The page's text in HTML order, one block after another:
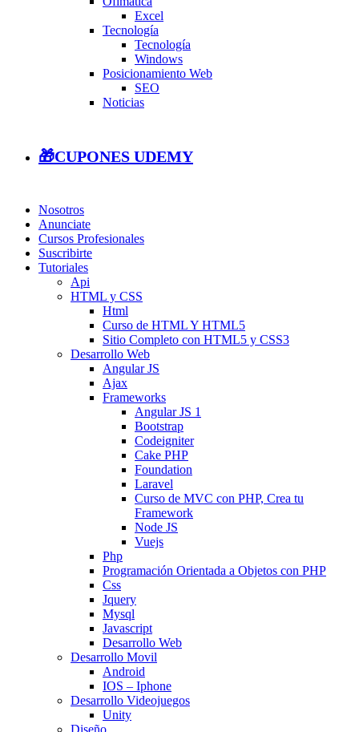
Excel
Tecnología
Tecnología
Windows
Posicionamiento Web
SEO
Noticias
🎁CUPONES UDEMY
Nosotros
Anunciate
Cursos Profesionales
Suscribirte
Tutoriales
Api
HTML y CSS
Html
Curso de HTML Y HTML5
Sitio Completo con HTML5 y CSS3
Desarrollo Web
Angular JS
Ajax
Frameworks
Angular JS 1
Bootstrap
Codeigniter
Cake PHP
Foundation
Laravel
Curso de MVC con PHP, Crea tu
Framework
Node JS
Vuejs
Php
Programación Orientada a Objetos con PHP
Css
Jquery
Mysql
Javascript
Desarrollo Web
Desarrollo Movil
Android
IOS – Iphone
Desarrollo Videojuegos
Unity